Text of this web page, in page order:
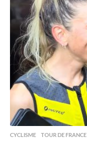
s
a
g
o
CYCLISME ,TOUR DE FRANCE